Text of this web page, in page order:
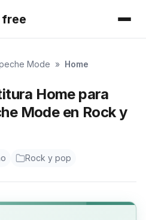
Mode » Home
Home para
Mode en Rock y
Rock y pop